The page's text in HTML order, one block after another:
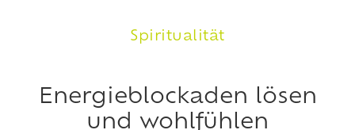
Spiritualität
Energieblockaden lösen
und wohlfühlen